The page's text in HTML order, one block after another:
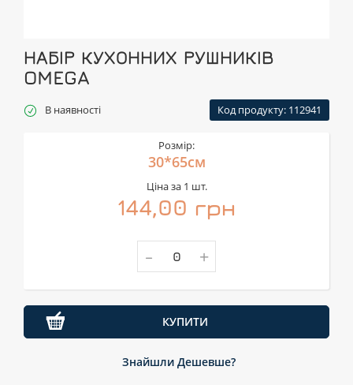
НАБІР КУХОННИХ РУШНИКІВ
OMEGA
В наявності Код продукту: 112941
Розмір:
30*65см
Ціна за 1 шт.
144,00 грн
- +
КУПИТИ
Знайшли Дешевше?